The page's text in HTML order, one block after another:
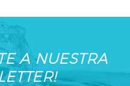
A NUESTRA